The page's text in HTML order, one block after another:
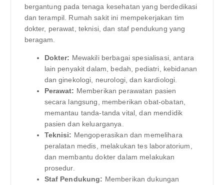
bergantung pada tenaga kesehatan yang berdedikasi
dan terampil. Rumah sakit ini mempekerjakan tim
dokter, perawat, teknisi, dan staf pendukung yang
beragam.
Dokter: Mewakili berbagai spesialisasi, antara
lain penyakit dalam, bedah, pediatri, kebidanan
dan ginekologi, neurologi, dan kardiologi.
Perawat: Memberikan perawatan pasien
secara langsung, memberikan obat-obatan,
memantau tanda-tanda vital, dan mendidik
pasien dan keluarganya.
Teknisi: Mengoperasikan dan memelihara
peralatan medis, melakukan tes laboratorium,
dan membantu dokter dalam melakukan
prosedur.
Staf Pendukung: Memberikan dukungan